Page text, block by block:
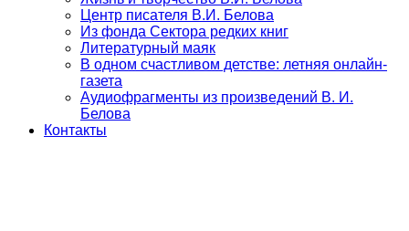
Центр писателя В.И. Белова
Из фонда Сектора редких книг
Литературный маяк
В одном счастливом детстве: летняя онлайн-
газета
Аудиофрагменты из произведений В. И.
Белова
Контакты